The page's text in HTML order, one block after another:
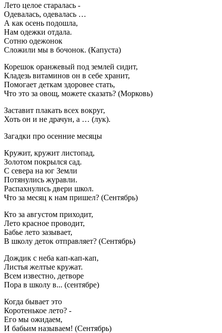
Лето целое старалась -
Одевалась, одевалась …
А как осень подошла,
Нам одежки отдала.
Сотню одежонок
Сложили мы в бочонок. (Капуста)
Корешок оранжевый под землей сидит,
Кладезь витаминов он в себе хранит,
Помогает деткам здоровее стать,
Что это за овощ, можете сказать? (Морковь)
Заставит плакать всех вокруг,
Хоть он и не драчун, а … (лук).
Загадки про осенние месяцы
Кружит, кружит листопад,
Золотом покрылся сад.
С севера на юг Земли
Потянулись журавли.
Распахнулись двери школ.
Что за месяц к нам пришел? (Сентябрь)
Кто за августом приходит,
Лето красное проводит,
Бабье лето зазывает,
В школу деток отправляет? (Сентябрь)
Дождик с неба кап-кап-кап,
Листья желтые кружат.
Всем известно, детворе
Пора в школу в... (сентябре)
Когда бывает это
Коротенькое лето? -
Его мы ожидаем,
И бабьим называем! (Сентябрь)